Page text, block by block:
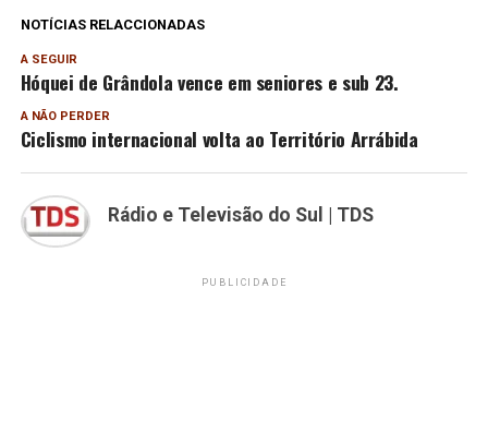
NOTÍCIAS RELACCIONADAS
A SEGUIR
Hóquei de Grândola vence em seniores e sub 23.
A NÃO PERDER
Ciclismo internacional volta ao Território Arrábida
Rádio e Televisão do Sul | TDS
PUBLICIDADE